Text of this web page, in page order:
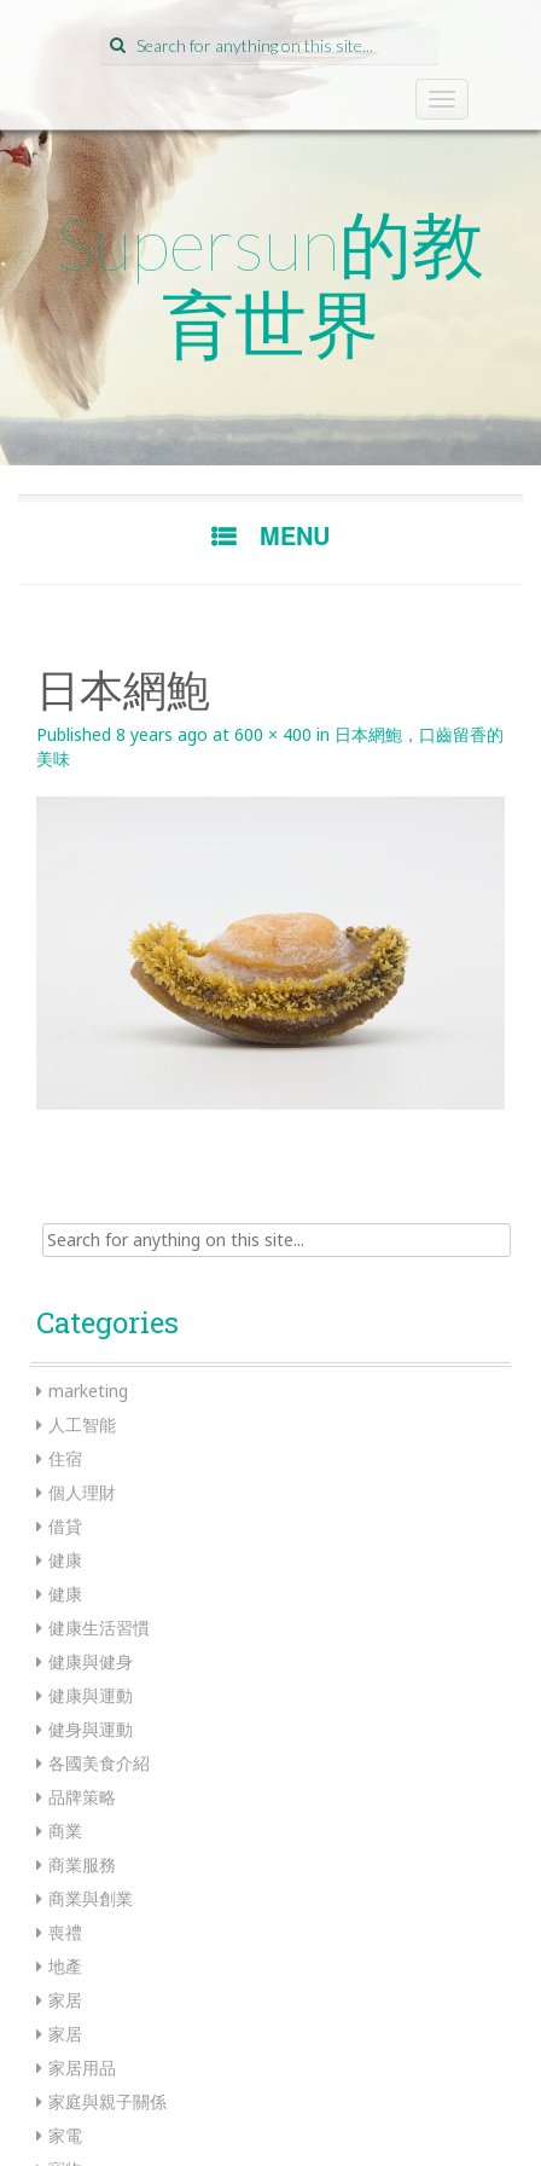
Search
for:
T
o
e
n
a
i
n
Supersun的教
育世界
MENU
日本網鮑
Published 8 years ago at 600 × 400 in 日本網鮑，口齒留香的
美味
Search
for:
Categories
marketing
人工智能
住宿
個人理財
借貸
健康
健康
健康生活習慣
健康與健身
健康與運動
健身與運動
各國美食介紹
品牌策略
商業
商業服務
商業與創業
喪禮
地產
家居
家居
家居用品
家庭與親子關係
家電